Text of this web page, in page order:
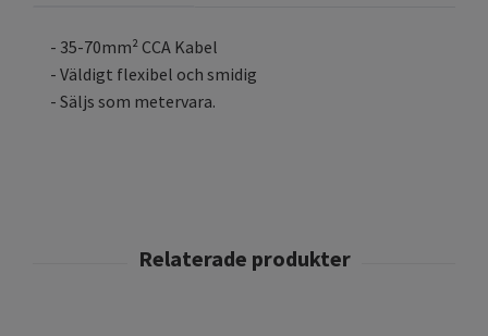
- 35-70mm² CCA Kabel
- Väldigt flexibel och smidig
- Säljs som metervara.